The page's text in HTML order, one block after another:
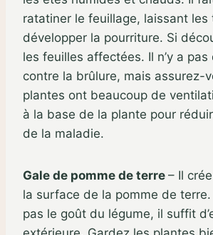
ratatiner le feuillage, laissant les
développer la pourriture. Si
les feuilles affectées. Il n’y a
contre la brûlure, mais assurez-
plantes ont beaucoup de
à la base de la plante pour
de la maladie.
Gale de pomme de terre – Il
la surface de la pomme de terre.
pas le goût du légume, il suffit